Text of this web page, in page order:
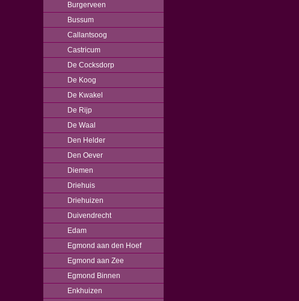
Burgerveen
Bussum
Callantsoog
Castricum
De Cocksdorp
De Koog
De Kwakel
De Rijp
De Waal
Den Helder
Den Oever
Diemen
Driehuis
Driehuizen
Duivendrecht
Edam
Egmond aan den Hoef
Egmond aan Zee
Egmond Binnen
Enkhuizen